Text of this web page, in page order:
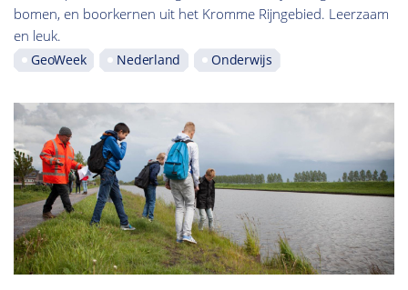
bomen, en boorkernen uit het Kromme Rijngebied. Leerzaam
en leuk.
GeoWeek Nederland Onderwijs